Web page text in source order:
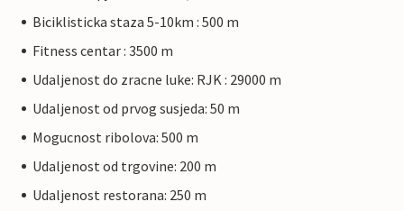
Biciklisticka staza 5-10km : 500 m
Fitness centar : 3500 m
Udaljenost do zracne luke: RJK : 29000 m
Udaljenost od prvog susjeda: 50 m
Mogucnost ribolova: 500 m
Udaljenost od trgovine: 200 m
Udaljenost restorana: 250 m